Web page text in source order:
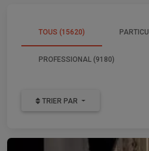
TOUS (15620)
PROFESSIONAL (9180)
TRIER PAR